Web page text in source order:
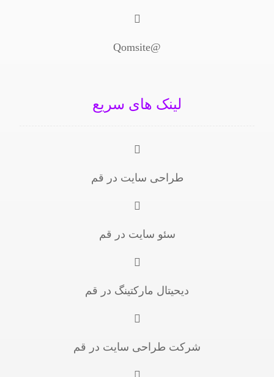
@Qomsite
لینک های سریع
طراحی سایت در قم
سئو سایت در قم
دیحیتال مارکتینگ در قم
شرکت طراحی سایت در قم